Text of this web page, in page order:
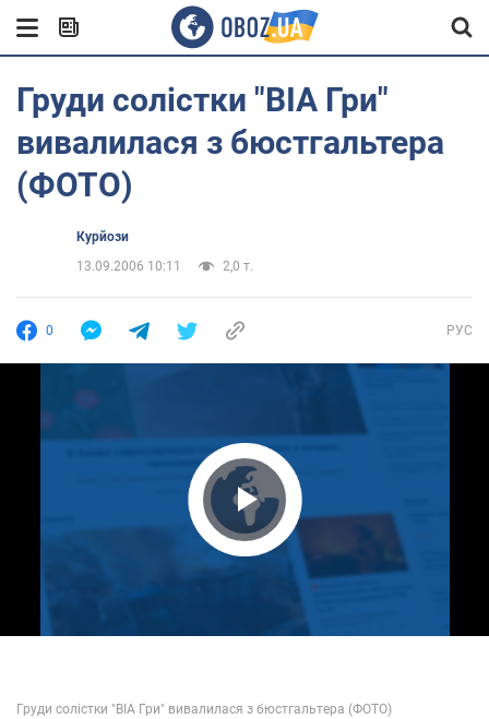
Груди солістки "ВІА Гри"
вивалилася з бюстгальтера
(ФОТО)
Курйози
13.09.2006 10:11
2,0 т.
0 РУС
Play Video